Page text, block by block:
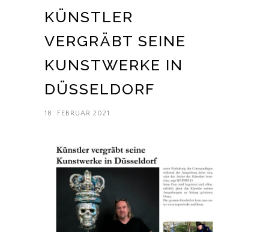
KÜNSTLER
VERGRÄBT SEINE
KUNSTWERKE IN
DÜSSELDORF
18. FEBRUAR 2021